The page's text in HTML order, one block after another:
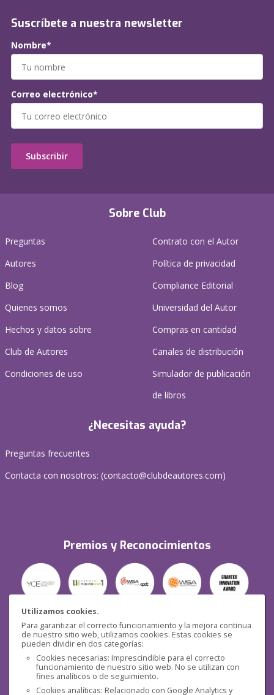
Utilizamos cookies.
Para garantizar el correcto funcionamiento y la mejora continua
de nuestro sitio web, utilizamos cookies. Estas cookies se
pueden dividir en dos categorías:
Cookies necesarias: Imprescindible para el correcto
funcionamiento de nuestro sitio web. No se utilizan con
fines analíticos o de seguimiento.
Cookies analíticas: Relacionado con Google Analytics y
Sobre Club
Preguntas
Autores
Blog
Quienes somos
Hechos y datos sobre
Club de Autores
Condiciones de uso
Contrato con el Autor
Política de privacidad
Compliance Editorial
Universidad del Autor
Compras en cantidad
Canales de distribución
Simulador de publicación
de libros
¿Necesitas ayuda?
Preguntas frecuentes
Contacta con nosotros: (contacto@clubdeautores.com)
Premios y Reconocimientos
Seguridad
Suscríbete a nuestra newsletter
Nombre*
Correo electrónico*
Subscribir